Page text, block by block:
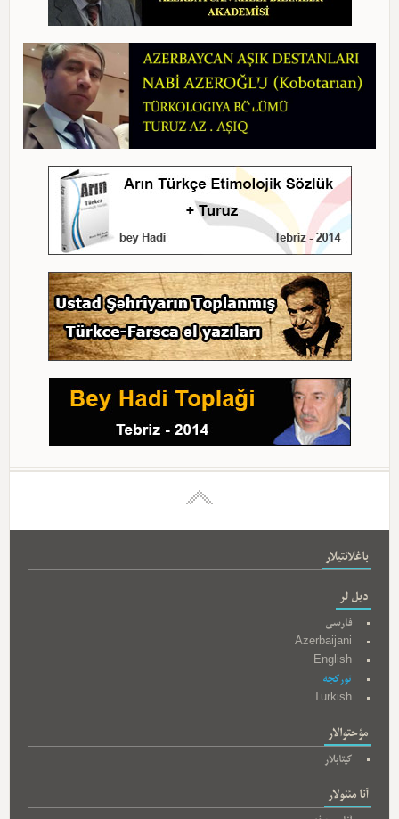
باغلانتیلار
دیل لر
فارسی
Azerbaijani
English
تورکجه
Turkish
مؤحتوالار
کیتابلار
آنا مئنولار